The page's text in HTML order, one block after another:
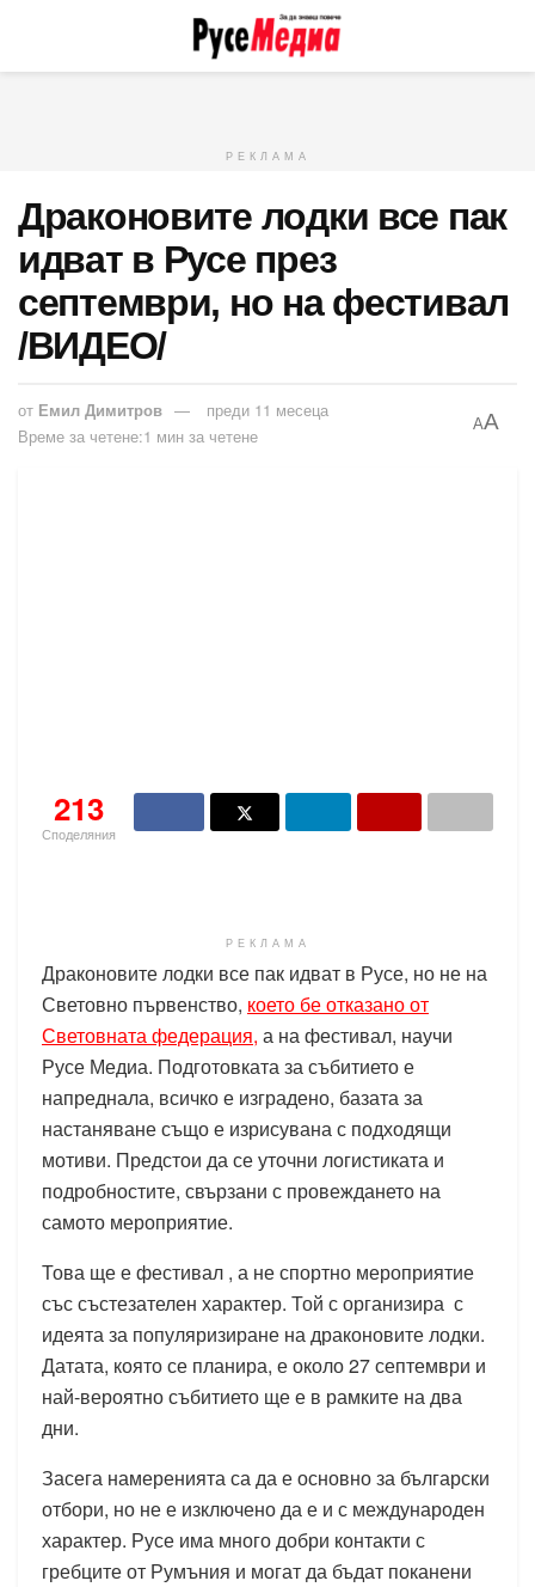
РЕКЛАМА
Драконовите лодки все пак
идват в Русе през
септември, но на фестивал
/ВИДЕО/
от Емил Димитров
преди 11 месеца
Време за четене:1 мин за четене
AA
213
Споделяния
РЕКЛАМА
Драконовите лодки все пак идват в Русе, но не на
Световно първенство, което бе отказано от
Световната федерация, а на фестивал, научи
Русе Медиа. Подготовката за събитието е
напреднала, всичко е изградено, базата за
настаняване също е изрисувана с подходящи
мотиви. Предстои да се уточни логистиката и
подробностите, свързани с провеждането на
самото мероприятие.
Това ще е фестивал , а не спортно мероприятие
със състезателен характер. Той с организира с
идеята за популяризиране на драконовите лодки.
Датата, която се планира, е около 27 септември и
най-вероятно събитието ще е в рамките на два
дни.
Засега намеренията са да е основно за български
отбори, но не е изключено да е и с международен
характер. Русе има много добри контакти с
гребците от Румъния и могат да бъдат поканени